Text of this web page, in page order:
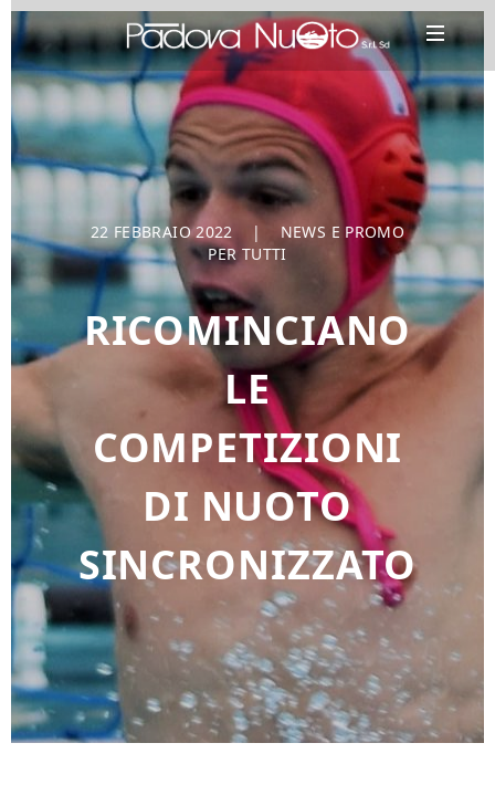
22 FEBBRAIO 2022 | NEWS E PROMO
PER TUTTI
RICOMINCIANO
LE
COMPETIZIONI
DI NUOTO
SINCRONIZZATO